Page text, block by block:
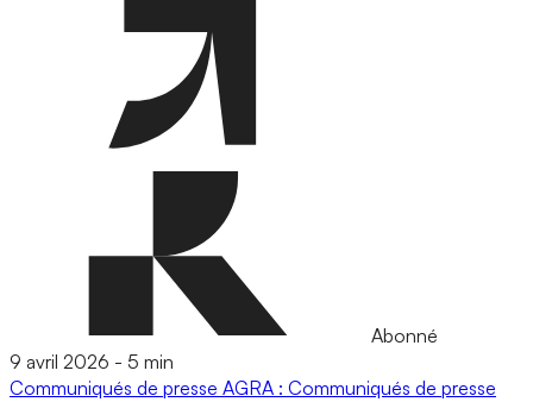
Abonné
9 avril 2026 - 5 min
Communiqués de presse AGRA : Communiqués de presse